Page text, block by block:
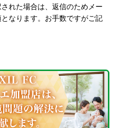
れた場合は、返信のためメー
なります。お手数ですがご記